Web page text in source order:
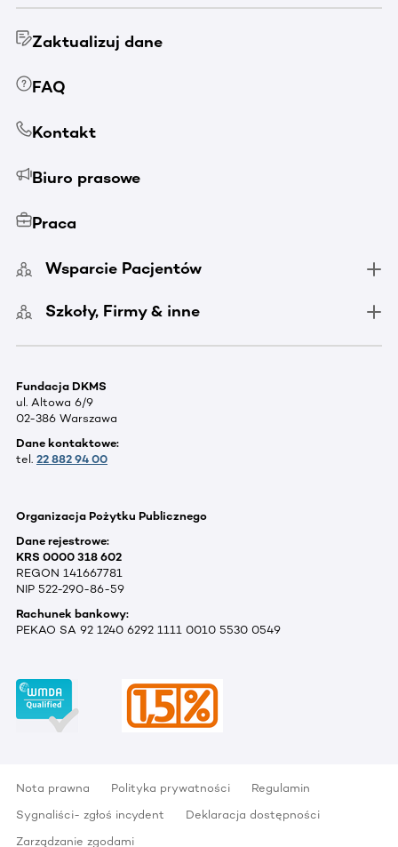
Zaktualizuj dane
FAQ
Kontakt
Biuro prasowe
Praca
Wsparcie Pacjentów
Szkoły, Firmy & inne
Fundacja DKMS
ul. Altowa 6/9
02-386 Warszawa
Dane kontaktowe:
tel. 22 882 94 00
Organizacja Pożytku Publicznego
Dane rejestrowe:
KRS 0000 318 602
REGON 141667781
NIP 522-290-86-59
Rachunek bankowy:
PEKAO SA 92 1240 6292 1111 0010 5530 0549
Nota prawna Polityka prywatności
Regulamin
Sygnaliści- zgłoś incydent
Deklaracja dostępności
Zarządzanie zgodami